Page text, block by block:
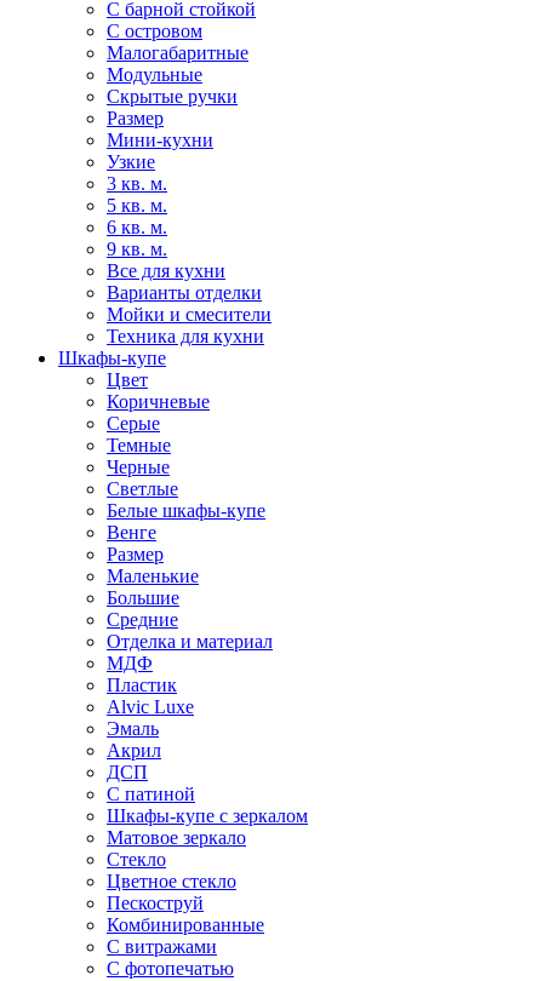
С барной стойкой
С островом
Малогабаритные
Модульные
Скрытые ручки
Размер
Мини-кухни
Узкие
3 кв. м.
5 кв. м.
6 кв. м.
9 кв. м.
Все для кухни
Варианты отделки
Мойки и смесители
Техника для кухни
Шкафы-купе
Цвет
Коричневые
Серые
Темные
Черные
Светлые
Белые шкафы-купе
Венге
Размер
Маленькие
Большие
Средние
Отделка и материал
МДФ
Пластик
Alvic Luxe
Эмаль
Акрил
ДСП
С патиной
Шкафы-купе с зеркалом
Матовое зеркало
Стекло
Цветное стекло
Пескоструй
Комбинированные
С витражами
С фотопечатью